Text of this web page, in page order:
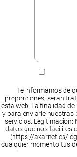
Te informamos de
proporciones, seran
esta web. La finalidad
y para enviarle nuestras
servicios. Legitimacion:
datos que nos facilites
(https://axarnet.es/
cualquier momento tus